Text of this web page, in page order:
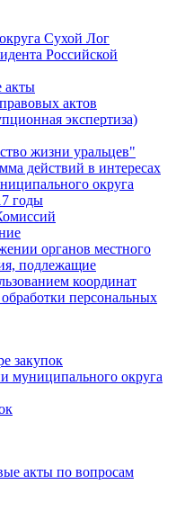
Сухой Лог
Российской
акты
актов
экспертиза)
жизни уральцев"
действий в интересах
округа
годы
органов местного
подлежащие
координат
персональных
закупок
муниципального округа
акты по вопросам